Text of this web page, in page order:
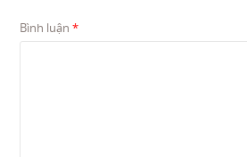
Bình luận*